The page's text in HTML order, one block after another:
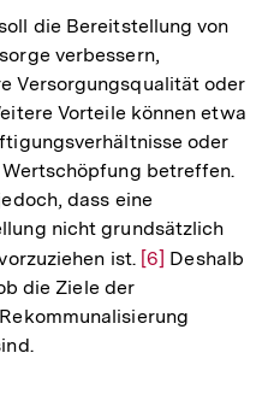
der
die Bereitstellung von
verbessern,
Versorgungsqualität oder
Vorteile können etwa
oder
betreffen.
dass eine
nicht grundsätzlich
ist. Zur
der
[6] Deshalb
die Ziele der